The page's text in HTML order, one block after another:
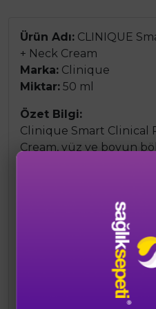
Ürün Adı: CLINIQUE
+ Neck Cream
Marka: Clinique
Miktar: 50 ml
Özet Bilgi:
Clinique Smart Clinical
Cream, yüz ve boyun
ve ince çizgileri
kremidir. Cildin doğal
destekler ve daha
Ürün Özellikleri:
Yüz ve boyun bölgesine